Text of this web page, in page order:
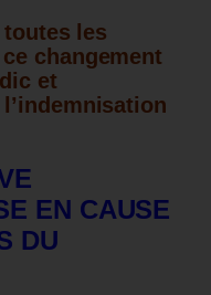
les
changement
et
EN CAUSE
DU